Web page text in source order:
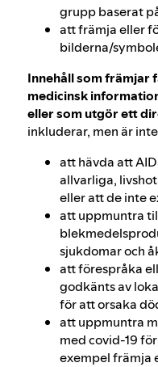
grupp baserat
att främja eller
bilderna/
Innehåll som främjar
medicinsk
eller som utgör ett
inkluderar, men är
att hävda att
allvarliga,
eller att de inte
att uppmuntra
sjukdomar och
att förespråka
godkänts av
för att orsaka
att uppmuntra
med covid‑19
exempel främja